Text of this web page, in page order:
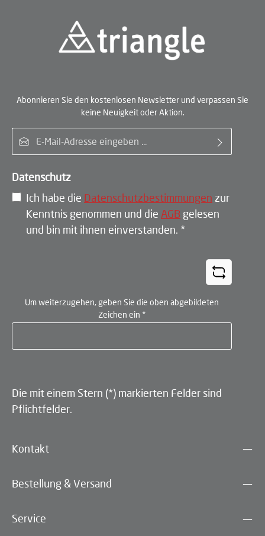
Abonnieren Sie den kostenlosen Newsletter und verpassen Sie
keine Neuigkeit oder Aktion.
Datenschutz
Ich habe die Datenschutzbestimmungen zur
Kenntnis genommen und die AGB gelesen
und bin mit ihnen einverstanden. *
Um weiterzugehen, geben Sie die oben abgebildeten
Zeichen ein *
Die mit einem Stern (*) markierten Felder sind
Pflichtfelder.
Kontakt
Bestellung & Versand
Service